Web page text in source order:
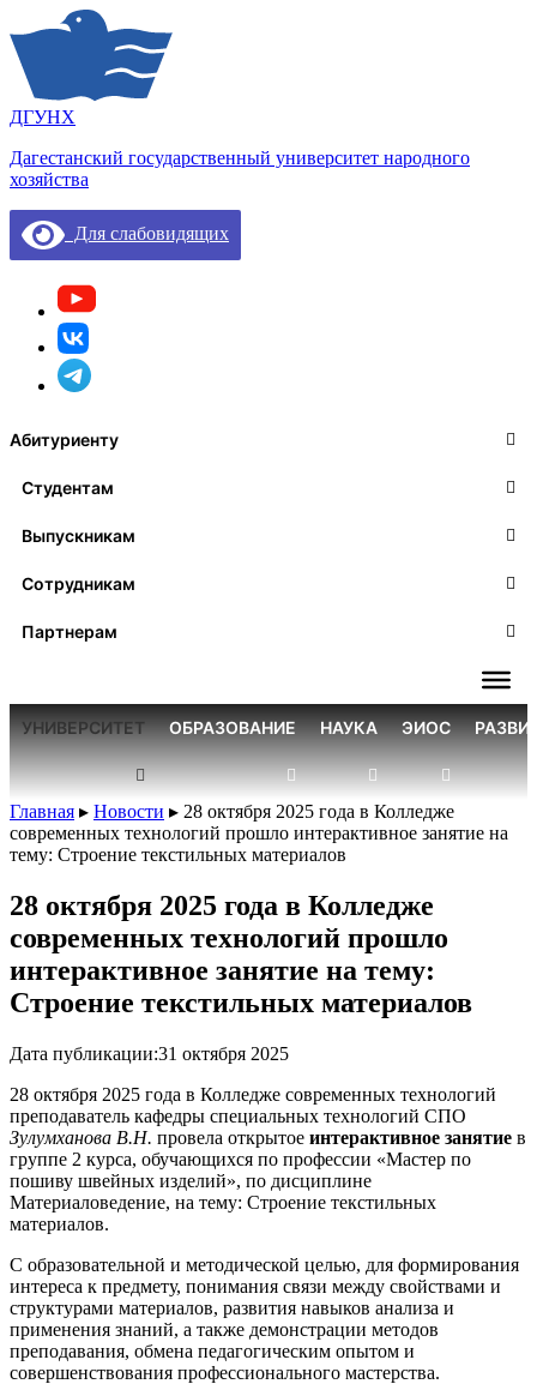
ДГУНХ
Дагестанский государственный университет народного
хозяйства
Для слабовидящих
Абитуриенту
Студентам
Выпускникам
Сотрудникам
Партнерам
УНИВЕРСИТЕТ ОБРАЗОВАНИЕ НАУКА ЭИОС
Главная ▸ Новости ▸ 28 октября 2025 года в Колледже
современных технологий прошло интерактивное занятие на
тему: Строение текстильных материалов
28 октября 2025 года в Колледже
современных технологий прошло
интерактивное занятие на тему:
Строение текстильных материалов
Дата публикации:31 октября 2025
28 октября 2025 года в Колледже современных технологий
преподаватель кафедры специальных технологий СПО
Зулумханова В.Н. провела открытое интерактивное занятие в
группе 2 курса, обучающихся по профессии «Мастер по
пошиву швейных изделий», по дисциплине
Материаловедение, на тему: Строение текстильных
материалов.
С образовательной и методической целью, для формирования
интереса к предмету, понимания связи между свойствами и
структурами материалов, развития навыков анализа и
применения знаний, а также демонстрации методов
преподавания, обмена педагогическим опытом и
совершенствования профессионального мастерства.